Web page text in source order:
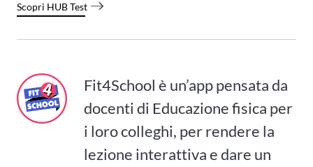
Scopri HUB Test
Fit4School è un’app pensata da
docenti di Educazione fisica per
i loro colleghi, per rendere la
lezione interattiva e dare un